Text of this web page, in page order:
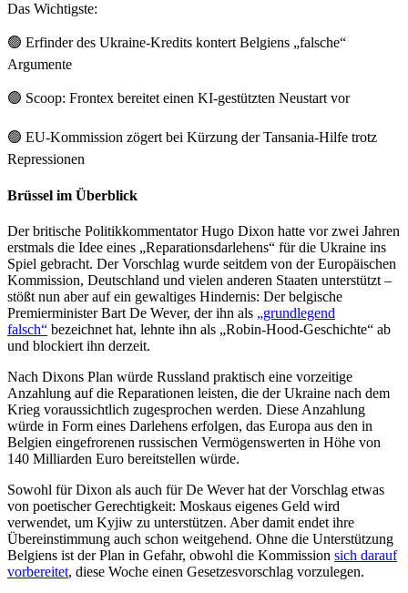
Das Wichtigste:
🟢 Erfinder des Ukraine-Kredits kontert Belgiens „falsche“
Argumente
🟢 Scoop: Frontex bereitet einen KI-gestützten Neustart vor
🟢 EU-Kommission zögert bei Kürzung der Tansania-Hilfe trotz
Repressionen
Brüssel im Überblick
Der britische Politikkommentator Hugo Dixon hatte vor zwei Jahren
erstmals die Idee eines „Reparationsdarlehens“ für die Ukraine ins
Spiel gebracht. Der Vorschlag wurde seitdem von der Europäischen
Kommission, Deutschland und vielen anderen Staaten unterstützt –
stößt nun aber auf ein gewaltiges Hindernis: Der belgische
Premierminister Bart De Wever, der ihn als „grundlegend
falsch“ bezeichnet hat, lehnte ihn als „Robin-Hood-Geschichte“ ab
und blockiert ihn derzeit.
Nach Dixons Plan würde Russland praktisch eine vorzeitige
Anzahlung auf die Reparationen leisten, die der Ukraine nach dem
Krieg voraussichtlich zugesprochen werden. Diese Anzahlung
würde in Form eines Darlehens erfolgen, das Europa aus den in
Belgien eingefrorenen russischen Vermögenswerten in Höhe von
140 Milliarden Euro bereitstellen würde.
Sowohl für Dixon als auch für De Wever hat der Vorschlag etwas
von poetischer Gerechtigkeit: Moskaus eigenes Geld wird
verwendet, um Kyjiw zu unterstützen. Aber damit endet ihre
Übereinstimmung auch schon weitgehend. Ohne die Unterstützung
Belgiens ist der Plan in Gefahr, obwohl die Kommission sich darauf
vorbereitet, diese Woche einen Gesetzesvorschlag vorzulegen.